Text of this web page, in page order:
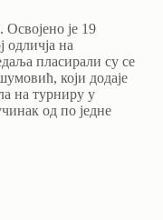
је 19
одличја на
пласирали су се
који додаје
на турниру у
од по једне